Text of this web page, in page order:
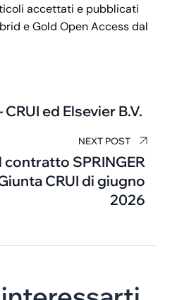
accettati e pubblicati
e Gold Open Access dal
CRUI ed Elsevier B.V.
NEXT POST
SPRINGER
CRUI di giugno
2026